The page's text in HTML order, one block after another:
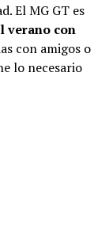
El MG GT es
verano con
con amigos o
lo necesario